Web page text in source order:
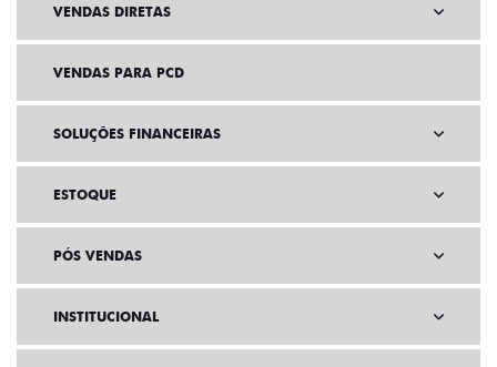
VENDAS DIRETAS
VENDAS PARA PCD
SOLUÇÕES FINANCEIRAS
ESTOQUE
PÓS VENDAS
INSTITUCIONAL